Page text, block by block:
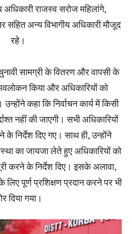
अधिकारी राजस्व सरोज महिलांगे,
सहित अन्य विभागीय अधिकारी मौजूद
रहे।
सामग्री के वितरण और वापसी के
किया और अधिकारियों को
कहा कि निर्वाचन कार्य में किसी
नहीं की जाएगी। सभी अधिकारियों
के निर्देश दिए गए। साथ ही, उन्होंने
का जायजा लेते हुए अधिकारियों को
करने के निर्देश दिए। इसके अलावा,
लिए पूर्ण प्रशिक्षण प्रदान करने पर भी
दिया गया।